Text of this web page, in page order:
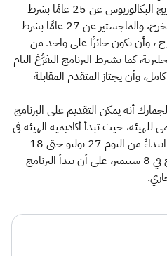
4) أو ما يعادلهما، وألّا يزيد عمر خريج البكالوريوس عن 25 عامًا بشرط
عدم مضي أكثر من سنتين على التخرج، والماجستير عن 27 عامًا بشرط
، وأن يكون حائزًا على واحد من
كما يشترط البرنامج التفرُّغ التام
وأن يجتاز المتقدم المقابلة
أنه يمكن التقديم على البرنامج
للهيئة، حيث تبدأ أكاديمية الهيئة في
استقبال طلبات الالتحاق بالبرنامج ابتداءً من اليوم 27 يوليو حتى 18
أغسطس القادم، فيما تُعلَن النتائج في 8 سبتمبر، على أن يبدأ البرنامج